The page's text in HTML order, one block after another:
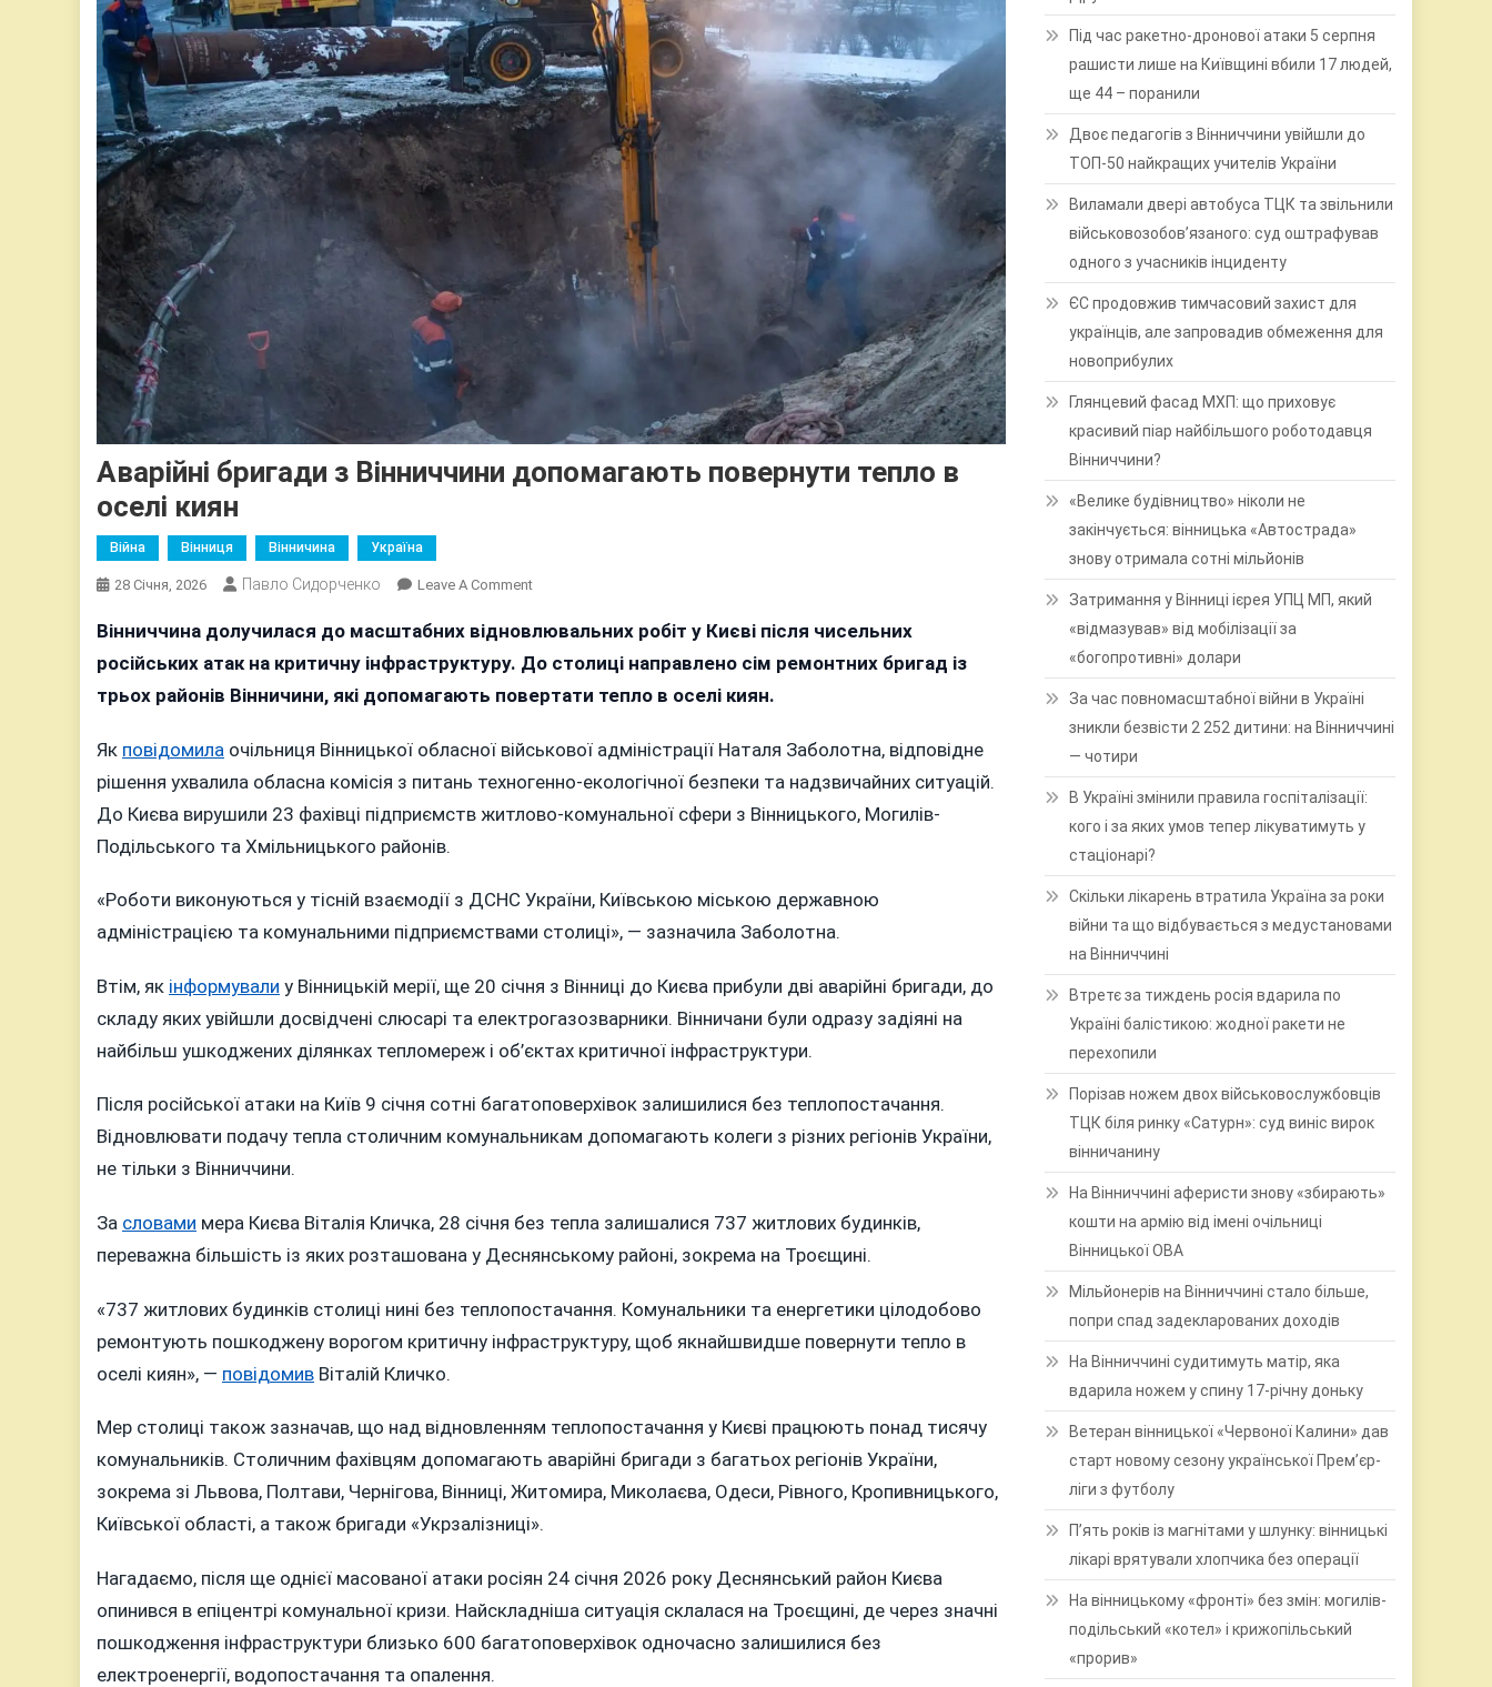
Аварійні бригади з Вінниччини допомагають повернути тепло в
оселі киян
Війна Вінниця Вінничина Україна
28 Січня, 2026 Павло Сидорченко Leave A CommentOn
Бригади
З
В
Оселі
Вінниччина долучилася до масштабних відновлювальних робіт у Києві після чисельних
російських атак на критичну інфраструктуру. До столиці направлено сім ремонтних бригад із
трьох районів Вінничини, які допомагають повертати тепло в оселі киян.
Як повідомила очільниця Вінницької обласної військової адміністрації Наталя Заболотна, відповідне
рішення ухвалила обласна комісія з питань техногенно-екологічної безпеки та надзвичайних ситуацій.
До Києва вирушили 23 фахівці підприємств житлово-комунальної сфери з Вінницького, Могилів-
Подільського та Хмільницького районів.
«Роботи виконуються у тісній взаємодії з ДСНС України, Київською міською державною
адміністрацією та комунальними підприємствами столиці», — зазначила Заболотна.
Втім, як інформували у Вінницькій мерії, ще 20 січня з Вінниці до Києва прибули дві аварійні бригади, до
складу яких увійшли досвідчені слюсарі та електрогазозварники. Вінничани були одразу задіяні на
найбільш ушкоджених ділянках тепломереж і об’єктах критичної інфраструктури.
Після російської атаки на Київ 9 січня сотні багатоповерхівок залишилися без теплопостачання.
Відновлювати подачу тепла столичним комунальникам допомагають колеги з різних регіонів України,
не тільки з Вінниччини.
За словами мера Києва Віталія Кличка, 28 січня без тепла залишалися 737 житлових будинків,
переважна більшість із яких розташована у Деснянському районі, зокрема на Троєщині.
«737 житлових будинків столиці нині без теплопостачання. Комунальники та енергетики цілодобово
ремонтують пошкоджену ворогом критичну інфраструктуру, щоб якнайшвидше повернути тепло в
оселі киян», — повідомив Віталій Кличко.
Мер столиці також зазначав, що над відновленням теплопостачання у Києві працюють понад тисячу
комунальників. Столичним фахівцям допомагають аварійні бригади з багатьох регіонів України,
зокрема зі Львова, Полтави, Чернігова, Вінниці, Житомира, Миколаєва, Одеси, Рівного, Кропивницького,
Київської області, а також бригади «Укрзалізниці».
Нагадаємо, після ще однієї масованої атаки росіян 24 січня 2026 року Деснянський район Києва
опинився в епіцентрі комунальної кризи. Найскладніша ситуація склалася на Троєщині, де через значні
пошкодження інфраструктури близько 600 багатоповерхівок одночасно залишилися без
електроенергії, водопостачання та опалення.
Під час ракетно-дронової атаки 5 серпня
рашисти лише на Київщині вбили 17 людей,
ще 44 – поранили
Двоє педагогів з Вінниччини увійшли до
ТОП-50 найкращих учителів України
Виламали двері автобуса ТЦК та звільнили
військовозобов’язаного: суд оштрафував
одного з учасників інциденту
ЄС продовжив тимчасовий захист для
українців, але запровадив обмеження для
новоприбулих
Глянцевий фасад МХП: що приховує
красивий піар найбільшого роботодавця
Вінниччини?
«Велике будівництво» ніколи не
закінчується: вінницька «Автострада»
знову отримала сотні мільйонів
Затримання у Вінниці ієрея УПЦ МП, який
«відмазував» від мобілізації за
«богопротивні» долари
За час повномасштабної війни в Україні
зникли безвісти 2 252 дитини: на Вінниччині
— чотири
В Україні змінили правила госпіталізації:
кого і за яких умов тепер лікуватимуть у
стаціонарі?
Скільки лікарень втратила Україна за роки
війни та що відбувається з медустановами
на Вінниччині
Втретє за тиждень росія вдарила по
Україні балістикою: жодної ракети не
перехопили
Порізав ножем двох військовослужбовців
ТЦК біля ринку «Сатурн»: суд виніс вирок
вінничанину
На Вінниччині аферисти знову «збирають»
кошти на армію від імені очільниці
Вінницької ОВА
Мільйонерів на Вінниччині стало більше,
попри спад задекларованих доходів
На Вінниччині судитимуть матір, яка
вдарила ножем у спину 17-річну доньку
Ветеран вінницької «Червоної Калини» дав
старт новому сезону української Прем’єр-
ліги з футболу
П’ять років із магнітами у шлунку: вінницькі
лікарі врятували хлопчика без операції
На вінницькому «фронті» без змін: могилів-
подільський «котел» і крижопільський
«прорив»